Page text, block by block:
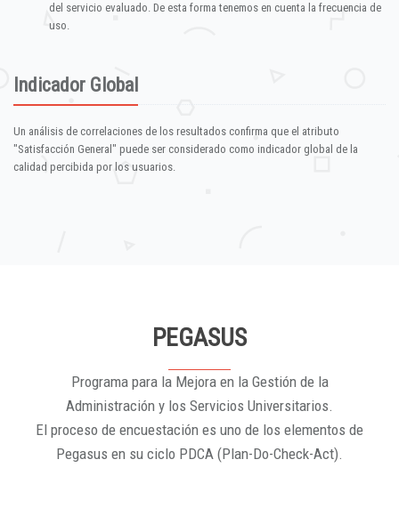
del servicio evaluado. De esta forma tenemos en cuenta la frecuencia de
uso.
Indicador Global
Un análisis de correlaciones de los resultados confirma que el atributo
"Satisfacción General" puede ser considerado como indicador global de la
calidad percibida por los usuarios.
PEGASUS
Programa para la Mejora en la Gestión de la
Administración y los Servicios Universitarios.
El proceso de encuestación es uno de los elementos de
Pegasus en su ciclo PDCA (Plan-Do-Check-Act).